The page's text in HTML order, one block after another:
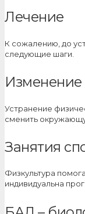
Лечение
К сожалению, до
следующие шаги.
Устранение
сменить
Занятия
Физкультура
индивидуальна